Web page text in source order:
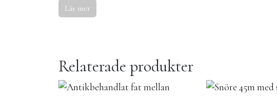
Läs mer
Relaterade produkter